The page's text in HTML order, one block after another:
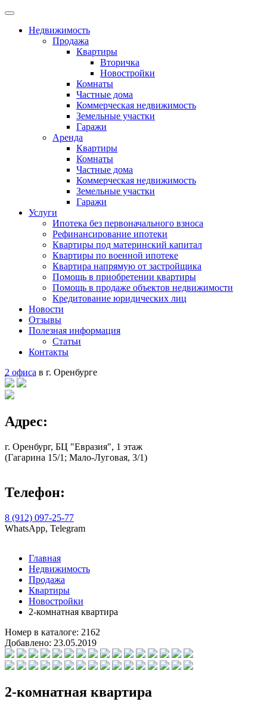
Недвижимость
Продажа
Квартиры
Вторичка
Новостройки
Комнаты
Частные дома
Коммерческая недвижимость
Земельные участки
Гаражи
Аренда
Квартиры
Комнаты
Частные дома
Коммерческая недвижимость
Земельные участки
Гаражи
Услуги
Ипотека без первоначального взноса
Рефинансирование ипотеки
Квартиры под материнский капитал
Квартиры по военной ипотеке
Квартира напрямую от застройщика
Помощь в приобретении квартиры
Помощь в продаже объектов недвижимости
Кредитование юридических лиц
Новости
Отзывы
Полезная информация
Статьи
Контакты
2 офиса в г. Оренбурге
Адрес:
г. Оренбург, БЦ "Евразия", 1 этаж
(Гагарина 15/1; Мало-Луговая, 3/1)
Телефон:
8 (912) 097-25-77
WhatsApp, Telegram
Главная
Недвижимость
Продажа
Квартиры
Новостройки
2-комнатная квартира
Номер в каталоге: 2162
Добавлено: 23.05.2019
2-комнатная квартира